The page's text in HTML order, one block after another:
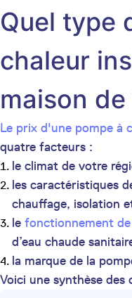
Quel type
chaleur
maison de
Le prix d'une pompe à
quatre facteurs :
le climat de votre
les caractéristiques
chauffage, isolation
le fonctionnement de
d’eau chaude
la marque de la
Voici une synthèse des